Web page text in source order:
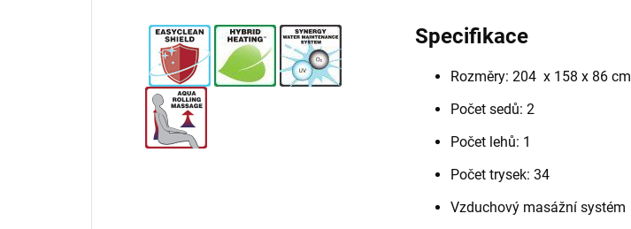
Specifikace
Rozměry: 204 x 158 x 86 cm
Počet sedů: 2
Počet lehů: 1
Počet trysek: 34
Vzduchový masážní systém